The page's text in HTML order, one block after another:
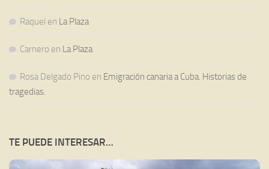
Raquel en La Plaza
Carnero en La Plaza
Rosa Delgado Pino en Emigración canaria a Cuba. Historias de
tragedias.
TE PUEDE INTERESAR…